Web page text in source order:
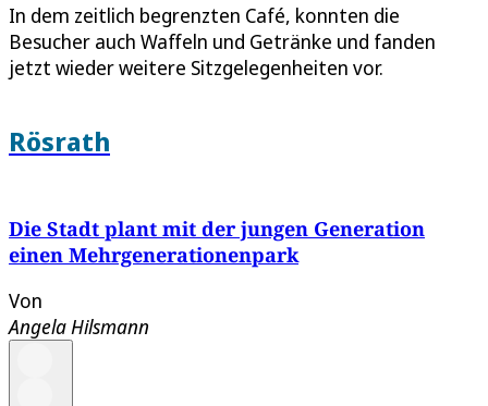
In dem zeitlich begrenzten Café, konnten die
Besucher auch Waffeln und Getränke und fanden
jetzt wieder weitere Sitzgelegenheiten vor.
Rösrath
Die Stadt plant mit der jungen Generation
einen Mehrgenerationenpark
Von
Angela Hilsmann